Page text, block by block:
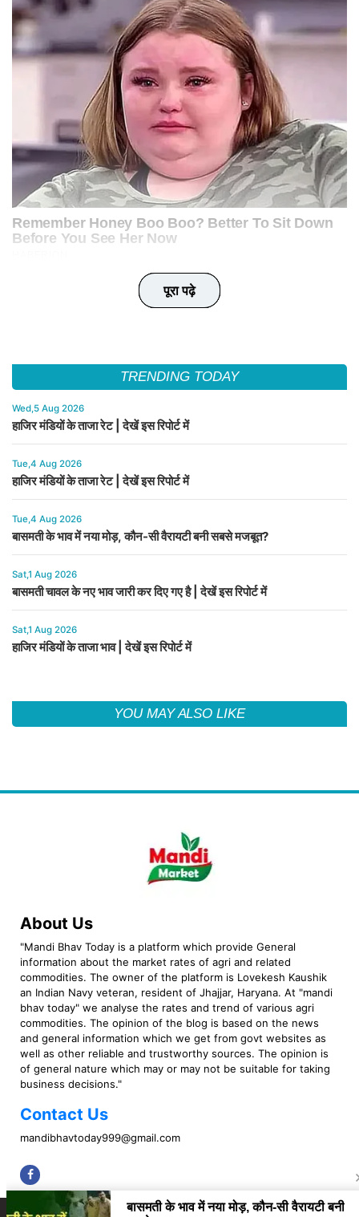
पूरा पढ़े
पूरा पढ़े
पूरा पढ़े
पूरा पढ़े
पूरा पढ़े
TRENDING TODAY
Wed,5 Aug 2026
हाजिर मंडियों के ताजा रेट | देखें इस रिपोर्ट में
Tue,4 Aug 2026
हाजिर मंडियों के ताजा रेट | देखें इस रिपोर्ट में
Tue,4 Aug 2026
बासमती के भाव में नया मोड़, कौन-सी वैरायटी बनी सबसे मजबूत?
Sat,1 Aug 2026
बासमती चावल के नए भाव जारी कर दिए गए है | देखें इस रिपोर्ट में
Sat,1 Aug 2026
हाजिर मंडियों के ताजा भाव | देखें इस रिपोर्ट में
YOU MAY ALSO LIKE
About Us
"Mandi Bhav Today is a platform which provide General
information about the market rates of agri and related
commodities. The owner of the platform is Lovekesh Kaushik
an Indian Navy veteran, resident of Jhajjar, Haryana. At "mandi
bhav today" we analyse the rates and trend of various agri
commodities. The opinion of the blog is based on the news
and general information which we get from govt websites as
well as other reliable and trustworthy sources. The opinion is
of general nature which may or may not be suitable for taking
business decisions."
Contact Us
mandibhavtoday999@gmail.com
Copyright © 2023 Mandi Bhav Today. All rights Reserved. Powered by TIMES